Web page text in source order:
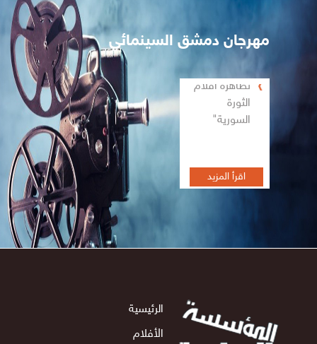
مهرجان دمشق السينمائي
تظاهرة أفلام
الثورة
السورية"
اقرأ المزيد
الرئيسية
الأفلام